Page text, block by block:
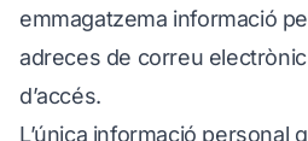
emmagatzema informació
adreces de correu
d’accés.
L’única informació personal